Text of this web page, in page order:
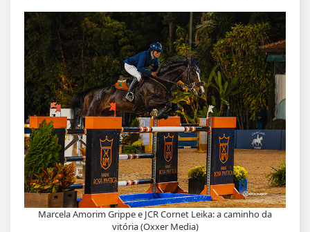
Marcela Amorim Grippe e JCR Cornet Leika: a caminho da
vitória (Oxxer Media)